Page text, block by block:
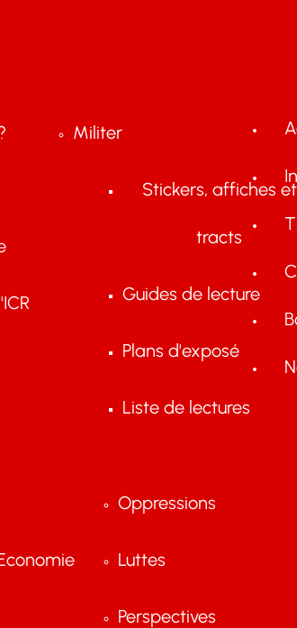
Militer
Stickers, affiches et
tracts
Guides de lecture
Plans d'exposé
Liste de lectures
Oppressions
Luttes
Perspectives